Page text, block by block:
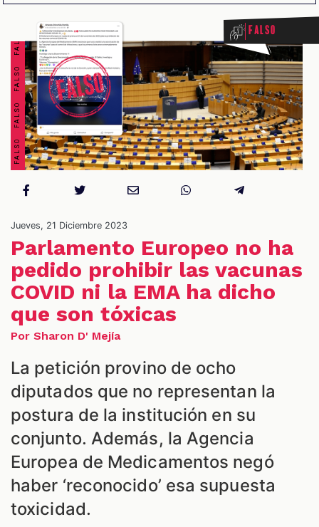
Falso
Jueves, 21 Diciembre 2023
Parlamento Europeo no ha
pedido prohibir las vacunas
COVID ni la EMA ha dicho
que son tóxicas
Por Sharon D' Mejía
La petición provino de ocho
diputados que no representan la
postura de la institución en su
conjunto. Además, la Agencia
Europea de Medicamentos negó
haber ‘reconocido’ esa supuesta
toxicidad.